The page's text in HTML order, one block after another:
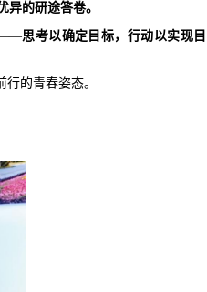
的研途答卷。
——思考以确定目标，行动以实现目
的青春姿态。